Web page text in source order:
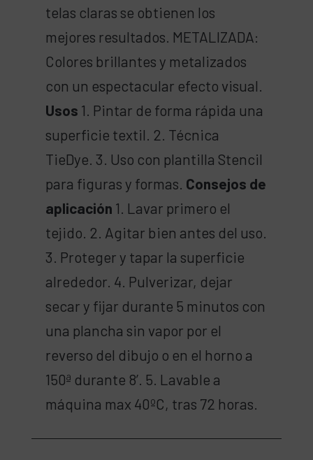
telas claras se obtienen los
mejores resultados. METALIZADA:
Colores brillantes y metalizados
con un espectacular efecto visual.
Usos 1. Pintar de forma rápida una
superficie textil. 2. Técnica
TieDye. 3. Uso con plantilla Stencil
para figuras y formas. Consejos de
aplicación 1. Lavar primero el
tejido. 2. Agitar bien antes del uso.
3. Proteger y tapar la superficie
alrededor. 4. Pulverizar, dejar
secar y fijar durante 5 minutos con
una plancha sin vapor por el
reverso del dibujo o en el horno a
150ª durante 8’. 5. Lavable a
máquina max 40ºC, tras 72 horas.